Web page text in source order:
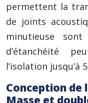
permettent la
de joints
minutieuse
d’étanchéité
l’isolation jusqu’à
Conception de
Masse et